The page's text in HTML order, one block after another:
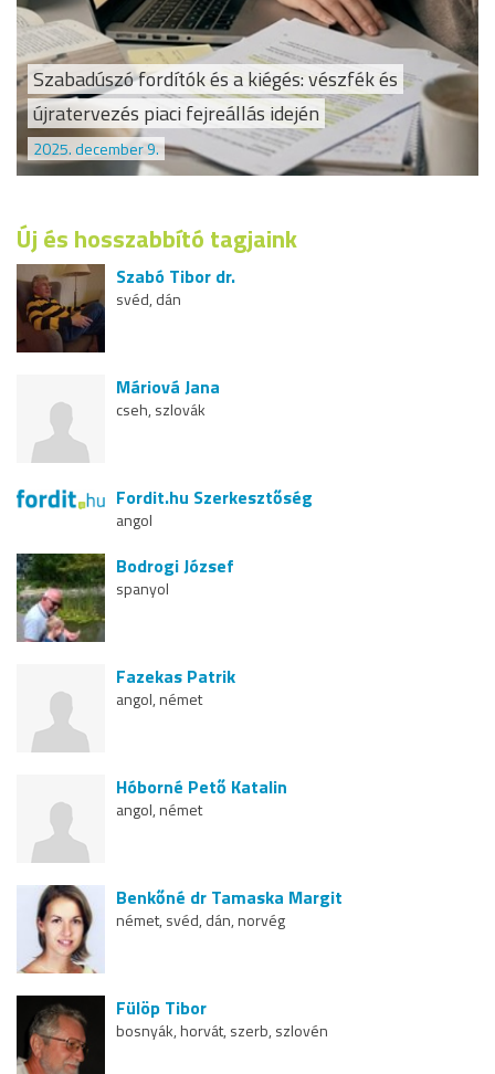
Szabadúszó fordítók és a kiégés: vészfék és
újratervezés piaci fejreállás idején
2025. december 9.
Új és hosszabbító tagjaink
Szabó Tibor dr.
svéd, dán
Máriová Jana
cseh, szlovák
Fordit.hu Szerkesztőség
angol
Bodrogi József
spanyol
Fazekas Patrik
angol, német
Hóborné Pető Katalin
angol, német
Benkőné dr Tamaska Margit
német, svéd, dán, norvég
Fülöp Tibor
bosnyák, horvát, szerb, szlovén